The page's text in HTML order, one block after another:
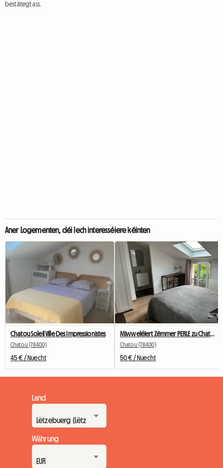
bestätegt ass.
Aner Logementen, déi Iech interesséiere kéinten
Chatou Soleil Ville Des Impressionistes
Chatou (78400)
45 € / Nuecht
Miwweléiert Zëmmer PERLE zu Chatou mat privatem Buedzëmmer
Chatou (78400)
50 € / Nuecht
Land
Währung